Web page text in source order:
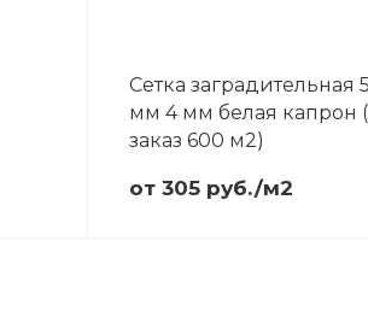
Сетка заградительная
мм 4 мм белая капрон
заказ 600 м2)
от 305 руб./м2